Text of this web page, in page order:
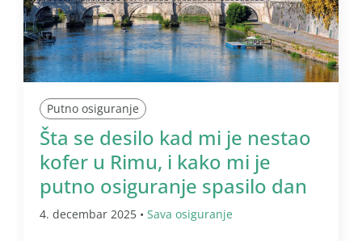
Putno osiguranje
Šta se desilo kad mi je nestao
kofer u Rimu, i kako mi je
putno osiguranje spasilo dan
4. decembar 2025 • Sava osiguranje